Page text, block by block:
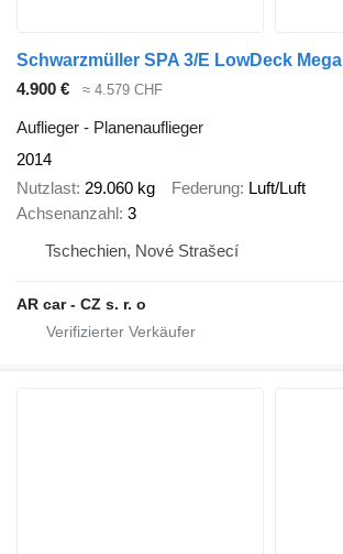
Schwarzmüller SPA 3/E LowDeck Mega
4.900 €
≈ 4.579 CHF
Auflieger - Planenauflieger
2014
Nutzlast 29.060 kg Federung Luft/Luft
Achsenanzahl 3
Tschechien, Nové Strašecí
AR car - CZ s. r. o